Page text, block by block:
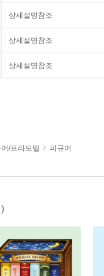
상세설명참조
상세설명참조
상세설명참조
/프라모델 피규어